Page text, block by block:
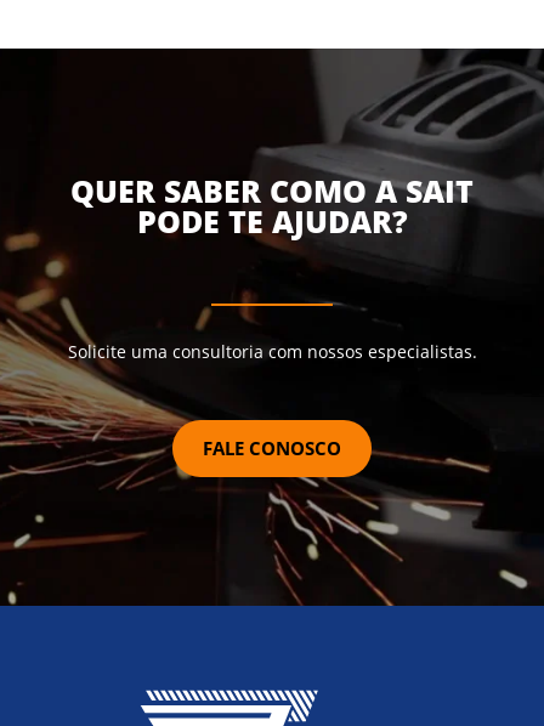
QUER SABER COMO A SAIT
PODE TE AJUDAR?
Solicite uma consultoria com nossos especialistas.
FALE CONOSCO